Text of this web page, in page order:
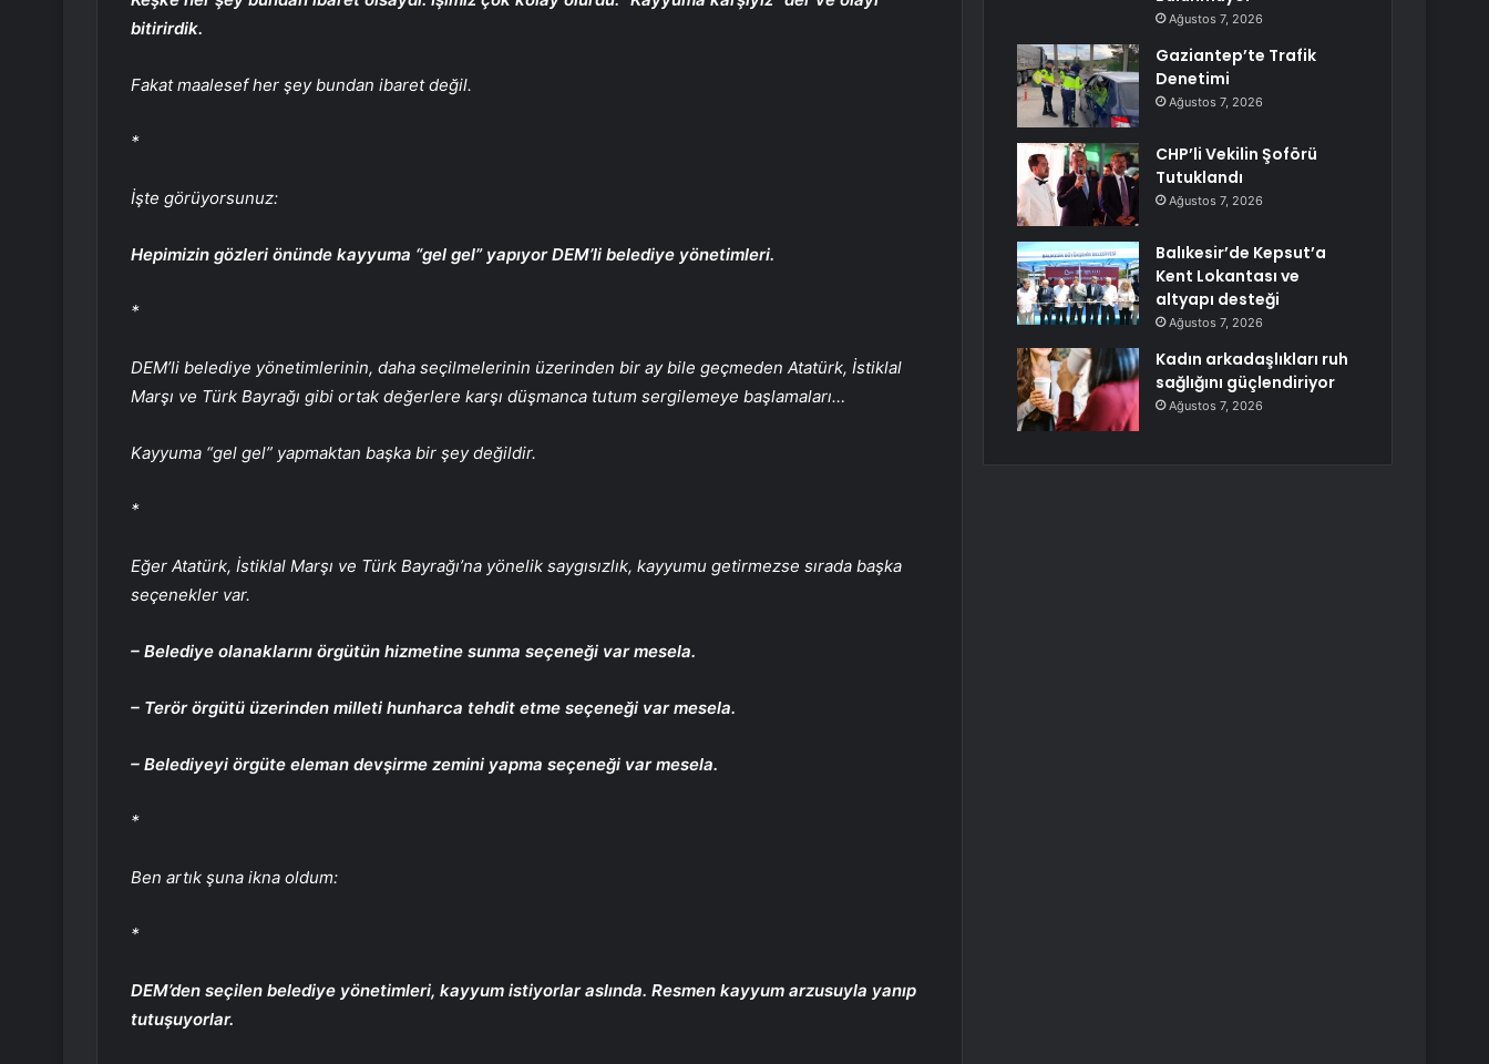
bitirirdik.
Fakat maalesef her şey bundan ibaret değil.
*
İşte görüyorsunuz:
Hepimizin gözleri önünde kayyuma “gel gel” yapıyor DEM’li belediye yönetimleri.
*
DEM’li belediye yönetimlerinin, daha seçilmelerinin üzerinden bir ay bile geçmeden Atatürk, İstiklal
Marşı ve Türk Bayrağı gibi ortak değerlere karşı düşmanca tutum sergilemeye başlamaları…
Kayyuma “gel gel” yapmaktan başka bir şey değildir.
*
Eğer Atatürk, İstiklal Marşı ve Türk Bayrağı’na yönelik saygısızlık, kayyumu getirmezse sırada başka
seçenekler var.
– Belediye olanaklarını örgütün hizmetine sunma seçeneği var mesela.
– Terör örgütü üzerinden milleti hunharca tehdit etme seçeneği var mesela.
– Belediyeyi örgüte eleman devşirme zemini yapma seçeneği var mesela.
*
Ben artık şuna ikna oldum:
*
DEM’den seçilen belediye yönetimleri, kayyum istiyorlar aslında. Resmen kayyum arzusuyla yanıp
tutuşuyorlar.
Ağustos 7, 2026
Gaziantep’te Trafik
Denetimi
Ağustos 7, 2026
CHP’li Vekilin Şoförü
Tutuklandı
Ağustos 7, 2026
Balıkesir’de Kepsut’a
Kent Lokantası ve
altyapı desteği
Ağustos 7, 2026
Kadın arkadaşlıkları ruh
sağlığını güçlendiriyor
Ağustos 7, 2026